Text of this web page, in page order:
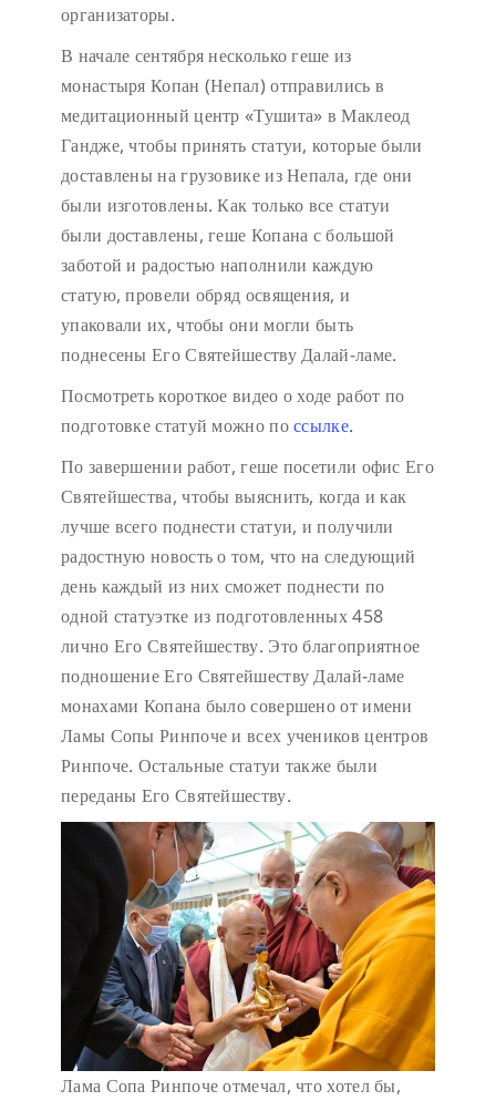
организаторы.
В начале сентября несколько геше из
монастыря Копан (Непал) отправились в
медитационный центр «Тушита» в Маклеод
Гандже, чтобы принять статуи, которые были
доставлены на грузовике из Непала, где они
были изготовлены. Как только все статуи
были доставлены, геше Копана с большой
заботой и радостью наполнили каждую
статую, провели обряд освящения, и
упаковали их, чтобы они могли быть
поднесены Его Святейшеству Далай-ламе.
Посмотреть короткое видео о ходе работ по
подготовке статуй можно поссылке.
По завершении работ, геше посетили офис Его
Святейшества, чтобы выяснить, когда и как
лучше всего поднести статуи, и получили
радостную новость о том, что на следующий
день каждый из них сможет поднести по
одной статуэтке из подготовленных 458
лично Его Святейшеству. Это благоприятное
подношение Его Святейшеству Далай-ламе
монахами Копана было совершено от имени
Ламы Сопы Ринпоче и всех учеников центров
Ринпоче. Остальные статуи также были
переданы Его Святейшеству.
Лама Сопа Ринпоче отмечал, что хотел бы,